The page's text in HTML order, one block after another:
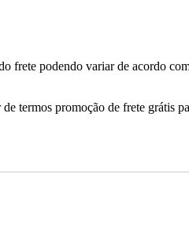
frete podendo variar de acordo
termos promoção de frete grátis